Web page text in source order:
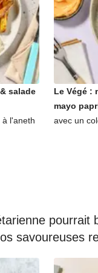
salade
à l'aneth
Le Végé :
mayo
avec un
savoureuses